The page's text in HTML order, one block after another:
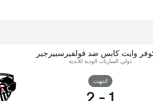
وايت كابس ضد فولفيرسبيرجير
دولي, المباريات الودية للأندية
انتهت